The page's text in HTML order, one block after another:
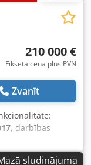
210 000 €
Fiksēta cena plus PVN
Zvanīt
, darbības
30 km/h, pirmā
sludinājuma